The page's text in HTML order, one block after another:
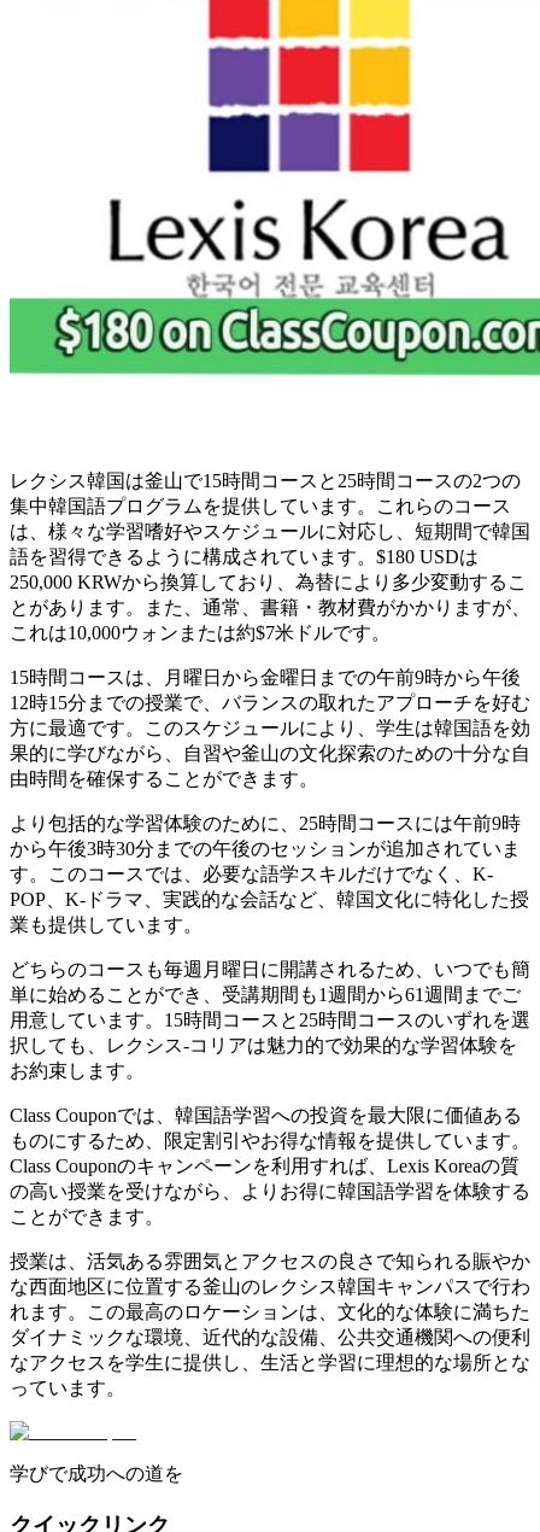
レクシス韓国は釜山で15時間コースと25時間コースの2つの
集中韓国語プログラムを提供しています。これらのコース
は、様々な学習嗜好やスケジュールに対応し、短期間で韓国
語を習得できるように構成されています。$180 USDは
250,000 KRWから換算しており、為替により多少変動するこ
とがあります。また、通常、書籍・教材費がかかりますが、
これは10,000ウォンまたは約$7米ドルです。
15時間コースは、月曜日から金曜日までの午前9時から午後
12時15分までの授業で、バランスの取れたアプローチを好む
方に最適です。このスケジュールにより、学生は韓国語を効
果的に学びながら、自習や釜山の文化探索のための十分な自
由時間を確保することができます。
より包括的な学習体験のために、25時間コースには午前9時
から午後3時30分までの午後のセッションが追加されていま
す。このコースでは、必要な語学スキルだけでなく、K-
POP、K-ドラマ、実践的な会話など、韓国文化に特化した授
業も提供しています。
どちらのコースも毎週月曜日に開講されるため、いつでも簡
単に始めることができ、受講期間も1週間から61週間までご
用意しています。15時間コースと25時間コースのいずれを選
択しても、レクシス-コリアは魅力的で効果的な学習体験を
お約束します。
Class Couponでは、韓国語学習への投資を最大限に価値ある
ものにするため、限定割引やお得な情報を提供しています。
Class Couponのキャンペーンを利用すれば、Lexis Koreaの質
の高い授業を受けながら、よりお得に韓国語学習を体験する
ことができます。
授業は、活気ある雰囲気とアクセスの良さで知られる賑やか
な西面地区に位置する釜山のレクシス韓国キャンパスで行わ
れます。この最高のロケーションは、文化的な体験に満ちた
ダイナミックな環境、近代的な設備、公共交通機関への便利
なアクセスを学生に提供し、生活と学習に理想的な場所とな
っています。
学びで成功への道を
クイックリンク